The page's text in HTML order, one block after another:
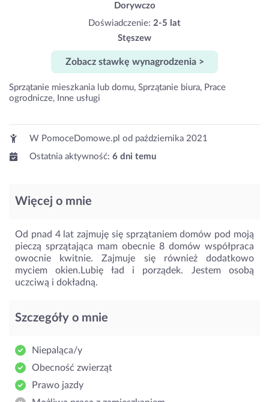
Dorywczo
Doświadczenie: 2-5 lat
Stęszew
Zobacz stawkę wynagrodzenia >
Sprzątanie mieszkania lub domu, Sprzątanie biura, Prace
ogrodnicze, Inne usługi
W PomoceDomowe.pl od października 2021
Ostatnia aktywność: 6 dni temu
Więcej o mnie
Od pnad 4 lat zajmuję się sprzątaniem domów pod moją
pieczą sprzątająca mam obecnie 8 domów współpraca
owocnie kwitnie. Zajmuje się również dodatkowo
myciem okien.Lubię ład i porządek. Jestem osobą
uczciwą i dokładną.
Szczegóły o mnie
Niepaląca/y
Obecność zwierząt
Prawo jazdy